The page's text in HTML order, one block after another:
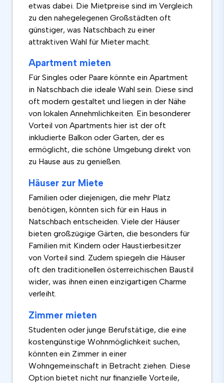
etwas dabei. Die Mietpreise sind im Vergleich
zu den nahegelegenen Großstädten oft
günstiger, was Natschbach zu einer
attraktiven Wahl für Mieter macht.
Apartment mieten
Für Singles oder Paare könnte ein Apartment
in Natschbach die ideale Wahl sein. Diese sind
oft modern gestaltet und liegen in der Nähe
von lokalen Annehmlichkeiten. Ein besonderer
Vorteil von Apartments hier ist der oft
inkludierte Balkon oder Garten, der es
ermöglicht, die schöne Umgebung direkt von
zu Hause aus zu genießen.
Häuser zur Miete
Familien oder diejenigen, die mehr Platz
benötigen, könnten sich für ein Haus in
Natschbach entscheiden. Viele der Häuser
bieten großzügige Gärten, die besonders für
Familien mit Kindern oder Haustierbesitzer
von Vorteil sind. Zudem spiegeln die Häuser
oft den traditionellen österreichischen Baustil
wider, was ihnen einen einzigartigen Charme
verleiht.
Zimmer mieten
Studenten oder junge Berufstätige, die eine
kostengünstige Wohnmöglichkeit suchen,
könnten ein Zimmer in einer
Wohngemeinschaft in Betracht ziehen. Diese
Option bietet nicht nur finanzielle Vorteile,